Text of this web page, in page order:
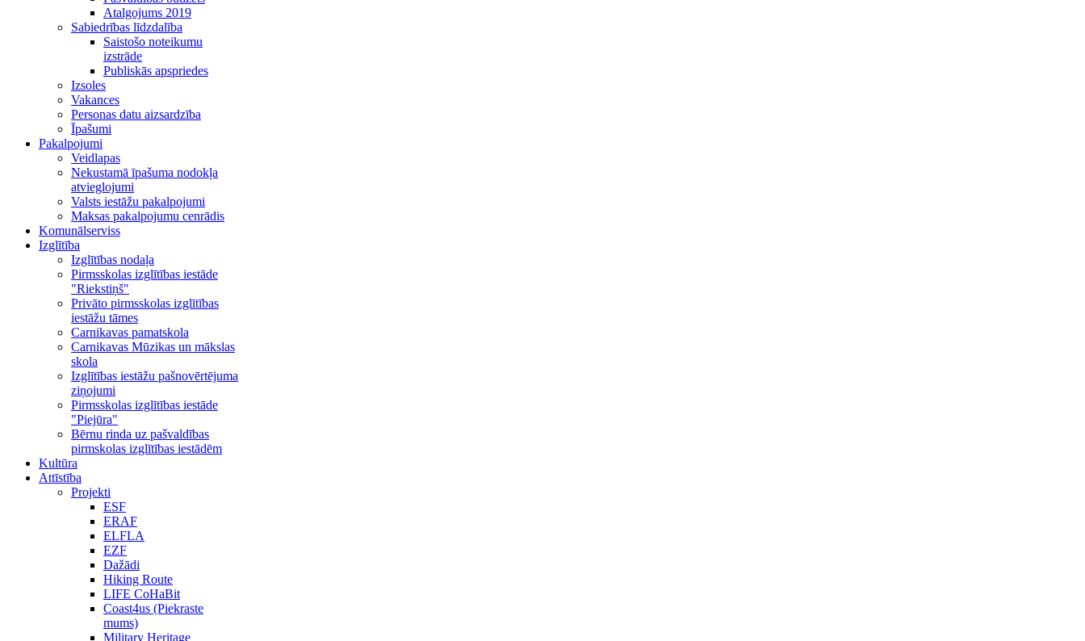
Atalgojums 2019
Sabiedrības līdzdalība
Saistošo noteikumu
izstrāde
Publiskās apspriedes
Izsoles
Vakances
Personas datu aizsardzība
Īpašumi
Pakalpojumi
Veidlapas
Nekustamā īpašuma nodokļa
atvieglojumi
Valsts iestāžu pakalpojumi
Maksas pakalpojumu cenrādis
Komunālserviss
Izglītība
Izglītības nodaļa
Pirmsskolas izglītības iestāde
"Riekstiņš"
Privāto pirmsskolas izglītības
iestāžu tāmes
Carnikavas pamatskola
Carnikavas Mūzikas un mākslas
skola
Izglītības iestāžu pašnovērtējuma
ziņojumi
Pirmsskolas izglītības iestāde
"Piejūra"
Bērnu rinda uz pašvaldības
pirmskolas izglītības iestādēm
Kultūra
Attīstība
Projekti
ESF
ERAF
ELFLA
EZF
Dažādi
Hiking Route
LIFE CoHaBit
Coast4us (Piekraste
mums)
Military Heritage